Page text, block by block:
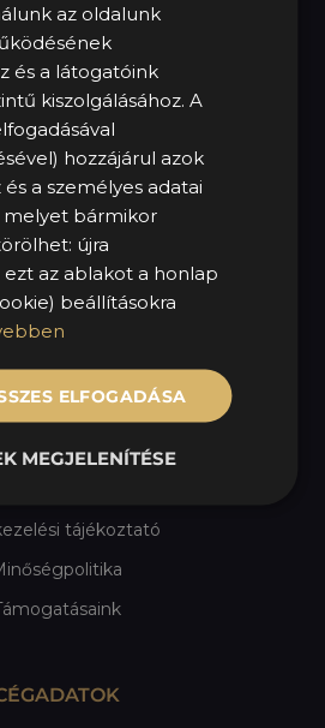
P: 08:00 – 16:30
Sz – V: Zárva
MINKET!
LINKEK
Mycarius
Impresszum
tájékoztató
az oldalunk
és a látogatóink
kiszolgálásához. A
hozzájárul azok
a személyes adatai
melyet bármikor
újra
az ablakot a honlap
beállításokra
ELFOGADÁSA
MEGJELENÍTÉSE